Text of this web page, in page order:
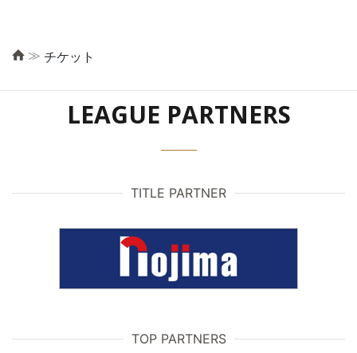
≫ チケット
LEAGUE PARTNERS
TITLE PARTNER
TOP PARTNERS